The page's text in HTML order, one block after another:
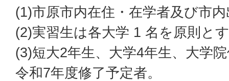
(1)市原市内在住・在学者及び市
(2)実習生は各大学 1 名を原則と
(3)短大2年生、大学4年生、大学
令和7年度修了予定者。